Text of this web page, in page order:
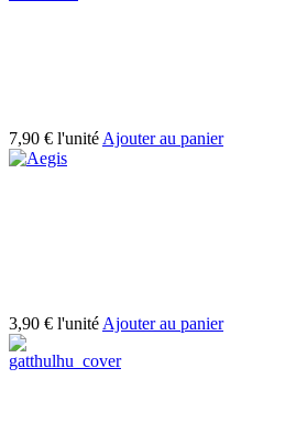
7,90 € l'unitéAjouter au panier
3,90 € l'unitéAjouter au panier